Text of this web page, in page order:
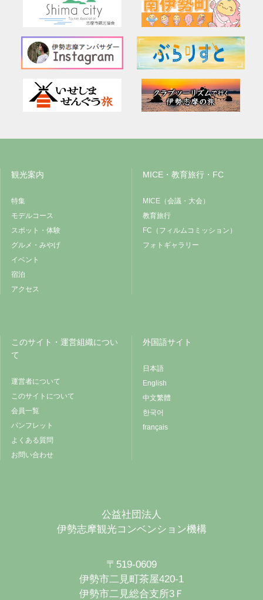
観光案内
特集
モデルコース
スポット・体験
グルメ・みやげ
イベント
宿泊
アクセス
MICE・教育旅行・FC
MICE（会議・大会）
教育旅行
FC（フィルムコミッション）
フォトギャラリー
このサイト・運営組織につい
て
運営者について
このサイトについて
会員一覧
パンフレット
よくある質問
お問い合わせ
外国語サイト
日本語
English
中文繁體
한국어
français
公益社団法人
伊勢志摩観光コンベンション機構
〒519-0609
伊勢市二見町茶屋420-1
伊勢市二見総合支所3Ｆ